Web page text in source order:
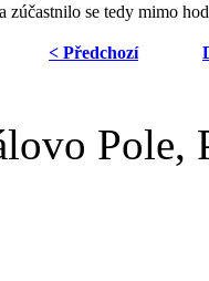
se tedy mimo
< Předchozí
Pole,